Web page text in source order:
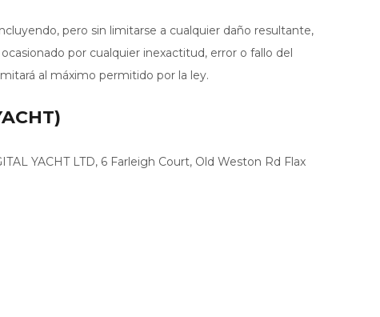
pero sin limitarse a cualquier daño resultante,
por cualquier inexactitud, error o fallo del
al máximo permitido por la ley.
YACHT LTD, 6 Farleigh Court, Old Weston Rd Flax